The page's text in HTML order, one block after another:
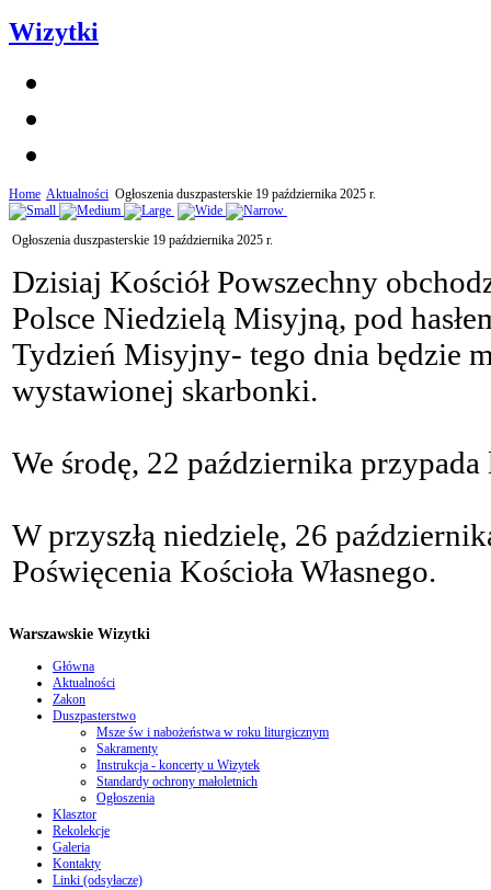
Wizytki
Home Aktualności Ogłoszenia duszpasterskie 19 października 2025 r.
Ogłoszenia duszpasterskie 19 października 2025 r.
Dzisiaj Kościół Powszechny
Polsce Niedzielą Misyjną, pod
Tydzień Misyjny- tego dnia będzie
wystawionej skarbonki.
We środę, 22 października
W przyszłą niedzielę, 26
Poświęcenia Kościoła Własnego.
Warszawskie Wizytki
Główna
Aktualności
Zakon
Duszpasterstwo
Msze św i nabożeństwa w roku liturgicznym
Sakramenty
Instrukcja - koncerty u Wizytek
Standardy ochrony małoletnich
Ogłoszenia
Klasztor
Rekolekcje
Galeria
Kontakty
Linki (odsyłacze)